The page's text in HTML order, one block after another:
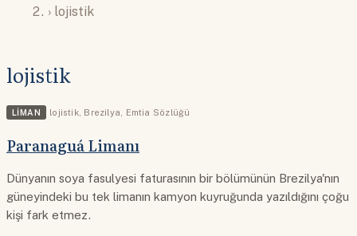
› lojistik
lojistik
LIMAN lojistik, Brezilya, Emtia Sözlüğü
Paranaguá Limanı
Dünyanın soya fasulyesi faturasının bir bölümünün Brezilya'nın
güneyindeki bu tek limanın kamyon kuyruğunda yazıldığını çoğu
kişi fark etmez.